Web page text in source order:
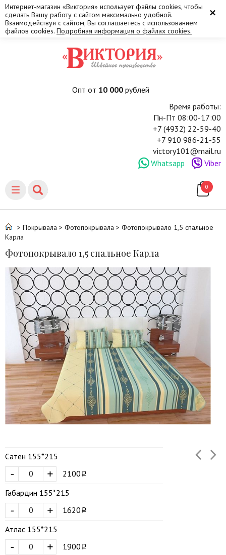
×
Интернет-магазин «Виктория» использует файлы cookies, чтобы
сделать Вашу работу с сайтом максимально удобной.
Взаимодействуя с сайтом, Вы соглашаетесь с использованием
файлов cookies. Подробная информация о файлах cookies.
Опт от 10 000рублей
Время работы:
Пн-Пт 08:00-17:00
+7 (4932) 22-59-40
+7 910 986-21-55
victory101@mail.ru
Whatsapp
Viber
0
> Покрывала > Фотопокрывала > Фотопокрывало 1,5 спальное
Карла
Фотопокрывало 1,5 спальное Карла
Сатен 155*215
+
-
2100
Габардин 155*215
+
-
1620
Атлас 155*215
+
-
1900